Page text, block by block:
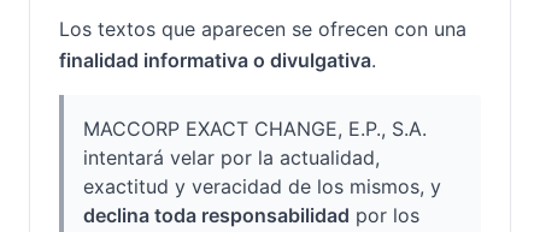
Los textos que aparecen se ofrecen con una
finalidad informativa o divulgativa.
MACCORP EXACT CHANGE, E.P., S.A.
intentará velar por la actualidad,
exactitud y veracidad de los mismos, y
declina toda responsabilidad por los